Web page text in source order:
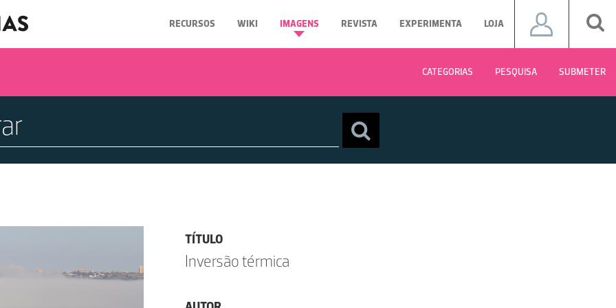
RECURSOS WIKI IMAGENS REVISTA EXPERIMENTA LOJA
CATEGORIAS PESQUISA SUBMETER
TÍTULO
Inversão térmica